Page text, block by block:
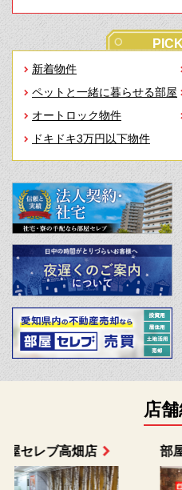
新着物件
ペットと一緒に暮らせる部屋
オートロック物件
ドキドキ3万円以下物件
店
部屋セレブ上小田井店